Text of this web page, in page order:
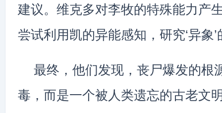
建议。维克多对李牧的特殊能力产
尝试利用凯的异能感知，研究‘异象
最终，他们发现，丧尸爆发的根
毒，而是一个被人类遗忘的古老文